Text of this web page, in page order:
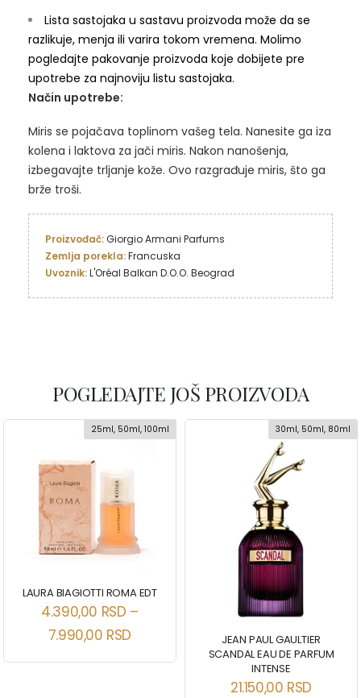
Lista sastojaka u sastavu proizvoda može da se
razlikuje, menja ili varira tokom vremena. Molimo
pogledajte pakovanje proizvoda koje dobijete pre
upotrebe za najnoviju listu sastojaka.
Način upotrebe:
Miris se pojačava toplinom vašeg tela. Nanesite ga iza
kolena i laktova za jači miris. Nakon nanošenja,
izbegavajte trljanje kože. Ovo razgrađuje miris, što ga
brže troši.
Proizvođač:
Zemlja porekla:
Uvoznik: L'Oréal Balkan D.O.O. Beograd
POGLEDAJTE JOŠ PROIZVODA
25ml, 50ml, 100ml
LAURA BIAGIOTTI ROMA EDT
4.390,00 RSD –
7.990,00 RSD
30ml, 50ml, 80ml
JEAN PAUL GAULTIER
SCANDAL EAU DE PARFUM
INTENSE
21.150,00 RSD